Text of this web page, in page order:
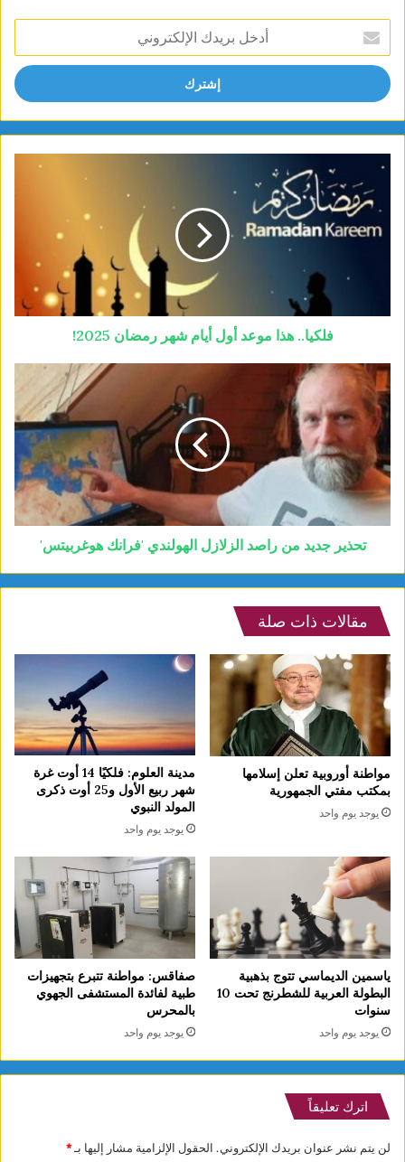
بريدك
الإلكتروني
فلكيا.. هذا موعد أول أيام شهر رمضان 2025!
تحذير جديد من راصد الزلازل الهولندي 'فرانك هوغربيتس'
مقالات ذات صلة
مواطنة أوروبية تعلن إسلامها
بمكتب مفتي الجمهورية
يوجد يوم واحد
مدينة العلوم: فلكيًا 14 أوت غرة
شهر ربيع الأول و25 أوت ذكرى
المولد النبوي
يوجد يوم واحد
ياسمين الديماسي تتوج بذهبية
البطولة العربية للشطرنج تحت 10
سنوات
يوجد يوم واحد
صفاقس: مواطنة تتبرع بتجهيزات
طبية لفائدة المستشفى الجهوي
بالمحرس
يوجد يوم واحد
اترك تعليقاً
لن يتم نشر عنوان بريدك الإلكتروني. الحقول الإلزامية مشار إليها بـ*